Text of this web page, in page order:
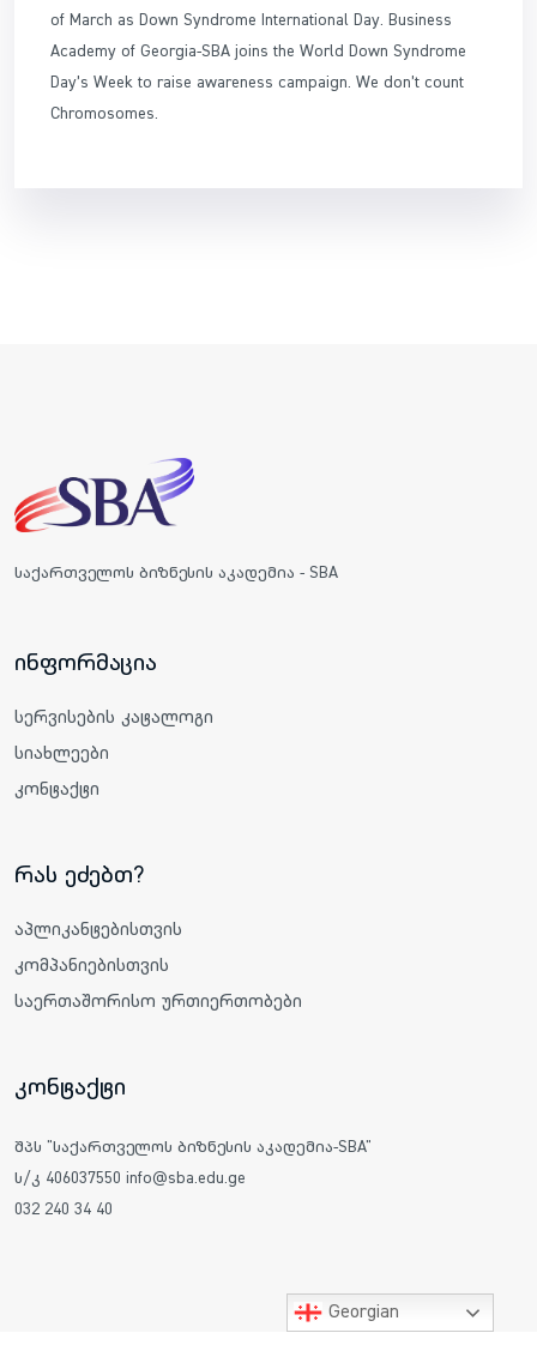
of March as Down Syndrome International Day. Business
Academy of Georgia-SBA joins the World Down Syndrome
Day’s Week to raise awareness campaign. We don’t count
Chromosomes.
საქართველოს ბიზნესის აკადემია - SBA
ინფორმაცია
სერვისების კატალოგი
სიახლეები
კონტაქტი
რას ეძებთ?
აპლიკანტებისთვის
კომპანიებისთვის
საერთაშორისო ურთიერთობები
კონტაქტი
შპს "საქართველოს ბიზნესის აკადემია-SBA"
ს/კ 406037550 info@sba.edu.ge
032 240 34 40
Georgian